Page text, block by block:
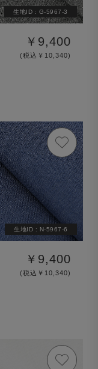
生地ID : G-5967-3
￥9,400
(税込￥10,340)
生地ID : N-5967-6
￥9,400
(税込￥10,340)